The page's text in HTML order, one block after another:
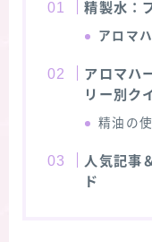
精製水：
アロマ
アロマハ
リー別ク
精油の
人気記事
ド